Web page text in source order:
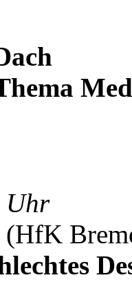
Uhr
(HfK